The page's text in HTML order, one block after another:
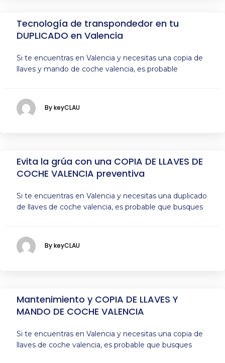
Tecnología de transpondedor en tu
DUPLICADO en Valencia
Si te encuentras en Valencia y necesitas una copia de
llaves y mando de coche valencia, es probable
By keyCLAU
Evita la grúa con una COPIA DE LLAVES DE
COCHE VALENCIA preventiva
Si te encuentras en Valencia y necesitas una duplicado
de llaves de coche valencia, es probable que busques
By keyCLAU
Mantenimiento y COPIA DE LLAVES Y
MANDO DE COCHE VALENCIA
Si te encuentras en Valencia y necesitas una copia de
llaves de coche valencia, es probable que busques